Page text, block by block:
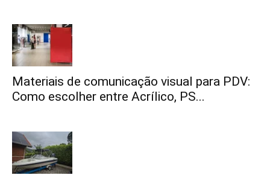
Materiais de comunicação visual para PDV:
Como escolher entre Acrílico, PS...